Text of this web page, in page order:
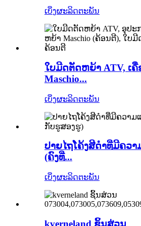
ເບິ່ງຜະລິດຕະພັນ
ໃບມີດຕັດຫຍ້າ ATV, ເ
Maschio...
ເບິ່ງຜະລິດຕະພັນ
ປາຍໄຖໂຄ້ງສີດຳທີ່ມີຄວາ
(ຄົງທີ່...
ເບິ່ງຜະລິດຕະພັນ
kverneland ຊິ້ນສ່ວນ